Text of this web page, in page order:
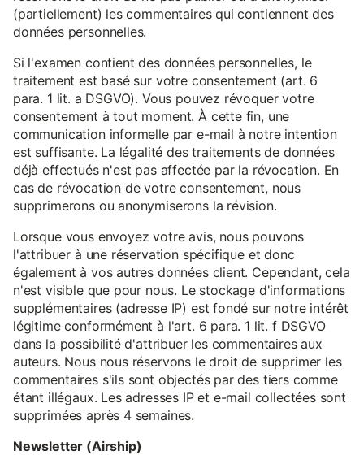
(partiellement) les commentaires qui contiennent des
données personnelles.
Si l'examen contient des données personnelles, le
traitement est basé sur votre consentement (art. 6
para. 1 lit. a DSGVO). Vous pouvez révoquer votre
consentement à tout moment. À cette fin, une
communication informelle par e-mail à notre intention
est suffisante. La légalité des traitements de données
déjà effectués n'est pas affectée par la révocation. En
cas de révocation de votre consentement, nous
supprimerons ou anonymiserons la révision.
Lorsque vous envoyez votre avis, nous pouvons
l'attribuer à une réservation spécifique et donc
également à vos autres données client. Cependant, cela
n'est visible que pour nous. Le stockage d'informations
supplémentaires (adresse IP) est fondé sur notre intérêt
légitime conformément à l'art. 6 para. 1 lit. f DSGVO
dans la possibilité d'attribuer les commentaires aux
auteurs. Nous nous réservons le droit de supprimer les
commentaires s'ils sont objectés par des tiers comme
étant illégaux. Les adresses IP et e-mail collectées sont
supprimées après 4 semaines.
Newsletter (Airship)